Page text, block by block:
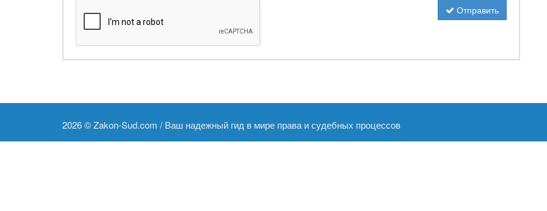
Отправить
2026 ©Zakon-Sud.com / Ваш надежный гид в мире права и судебных процессов